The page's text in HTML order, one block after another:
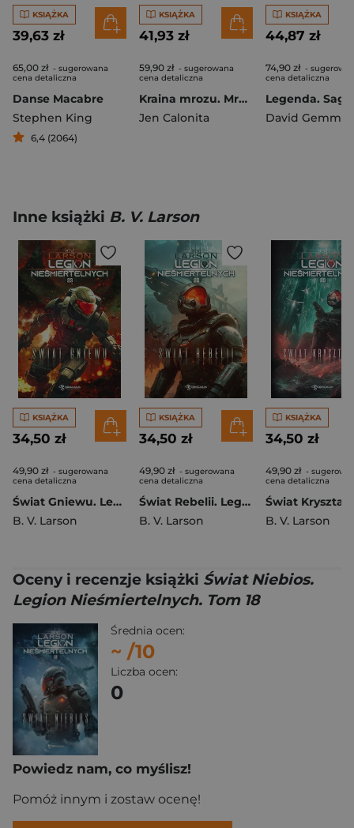
KSIĄŻKA
39,63 zł
65,00 zł - sugerowana
cena detaliczna
Danse Macabre
Stephen King
6,4 (2064)
KSIĄŻKA
41,93 zł
59,90 zł - sugerowana
cena detaliczna
Kraina mrozu. Mroczne opowieści (ilustrowane brzegi)
Jen Calonita
KSIĄŻKA
44,87 zł
74,90 zł -
cena detaliczna
David Gemmel
Inne książki B. V. Larson
KSIĄŻKA
34,50 zł
49,90 zł - sugerowana
cena detaliczna
Świat Gniewu. Legion Nieśmiertelnych. Tom 23
B. V. Larson
KSIĄŻKA
34,50 zł
49,90 zł - sugerowana
cena detaliczna
Świat Rebelii. Legion Nieśmiertelnych. Tom 22
B. V. Larson
KSIĄŻKA
34,50 zł
49,90 zł -
cena detaliczna
B. V. Larson
Oceny i recenzje książki Świat Niebios.
Legion Nieśmiertelnych. Tom 18
Średnia ocen:
~ /10
Liczba ocen:
0
Powiedz nam, co myślisz!
Pomóż innym i zostaw ocenę!